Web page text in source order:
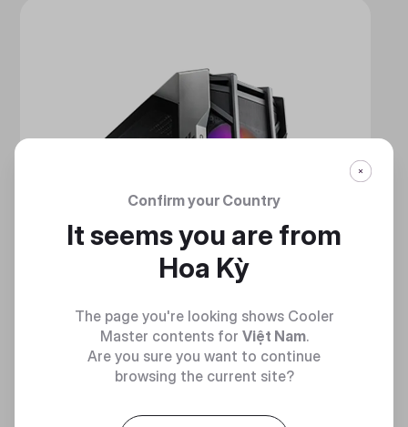
Confirm your Country
It seems you are from
Hoa Kỳ
The page you're looking shows Cooler
Master contents for Việt Nam.
Are you sure you want to continue
browsing the current site?